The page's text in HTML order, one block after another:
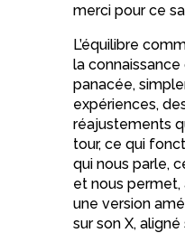
merci pour ce
L’équilibre
la connaissance
panacée,
expériences,
réajustements
tour, ce qui
qui nous parle,
et nous permet,
une version
sur son X,